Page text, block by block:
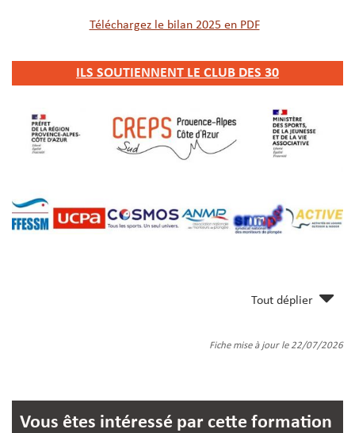
Téléchargez le bilan 2025 en PDF
ILS SOUTIENNENT LE CLUB DES 30
Tout déplier
Fiche mise à jour le 22/07/2026
Vous êtes intéressé par cette formation